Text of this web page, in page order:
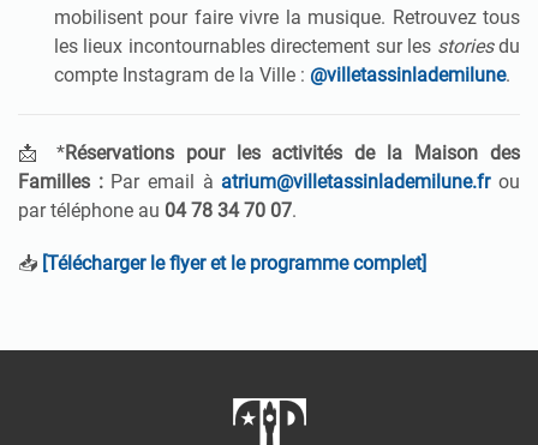
mobilisent pour faire vivre la musique. Retrouvez tous
les lieux incontournables directement sur les storiesdu
compte Instagram de la Ville : @villetassinlademilune.
📩 *Réservations pour les activités de la Maison des
Familles : Par email à atrium@villetassinlademilune.frou
par téléphone au 04 78 34 70 07.
📥 [Télécharger le flyer et le programme complet]